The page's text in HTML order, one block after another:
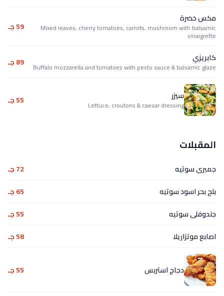
مكس خضرة
Mixed leaves, cherry tomatoes, carrots, mushroom with balsamic
vinaigrette
59 جـ
كابريزي
Buffalo mozzarella and tomatoes with pesto sauce & balsamic glaze 89 جـ
سيزر
Lettuce, croutons & caesar dressing 55 جـ
المقبلات
جمبرى سوتيه
72 جـ
بلح بحر اسود سوتيه
65 جـ
جندوفلى سوتيه
55 جـ
اصابع موتزاريلا
58 جـ
دجاج استربس 55 جـ